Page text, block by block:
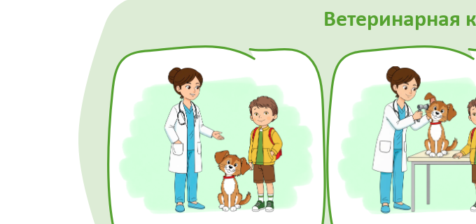
Ветеринарная